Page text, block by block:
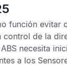
función evitar
de la
ABS necesita
a los